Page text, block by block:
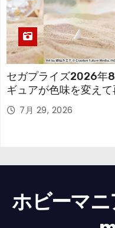
セガプライズ2026年
ギュアが色味を変えて
7月 29, 2026
ホビーマニ